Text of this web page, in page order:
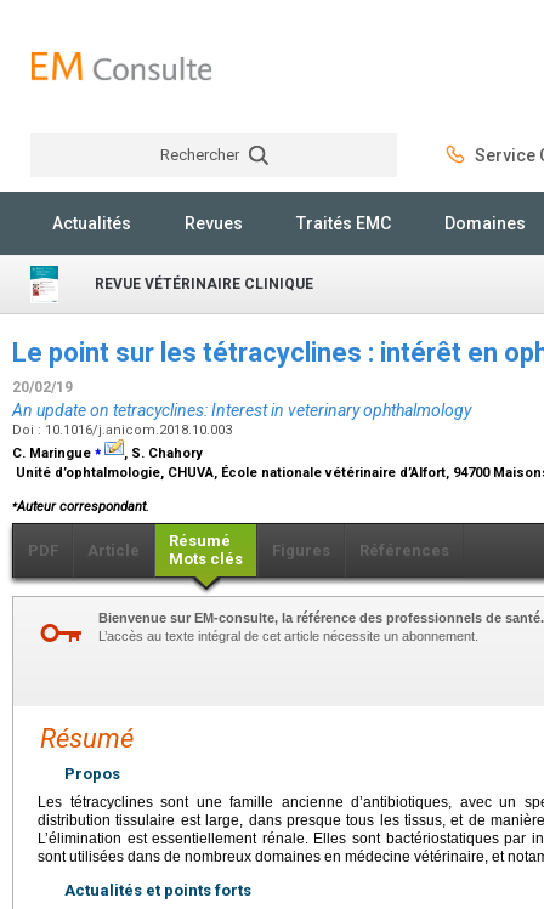
Rechercher Service
Actualités Revues Traités EMC Domaines
REVUE VÉTÉRINAIRE CLINIQUE
Le point sur les tétracyclines : intérêt en
20/02/19
An update on tetracyclines: Interest in veterinary ophthalmology
Doi : 10.1016/j.anicom.2018.10.003
C. Maringue ⁎
, S. Chahory
Unité d’ophtalmologie, CHUVA, École nationale vétérinaire d’Alfort, 94700
⁎Auteur correspondant.
PDF Article
Résumé
Mots clés
Figures Références
Bienvenue sur EM-consulte, la référence des professionnels de santé.
L’accès au texte intégral de cet article nécessite un abonnement.
Résumé
Propos
Les tétracyclines sont une famille ancienne d’antibiotiques, avec un
distribution tissulaire est large, dans presque tous les tissus, et de
L’élimination est essentiellement rénale. Elles sont bactériostatiques par
sont utilisées dans de nombreux domaines en médecine vétérinaire, et
Actualités et points forts